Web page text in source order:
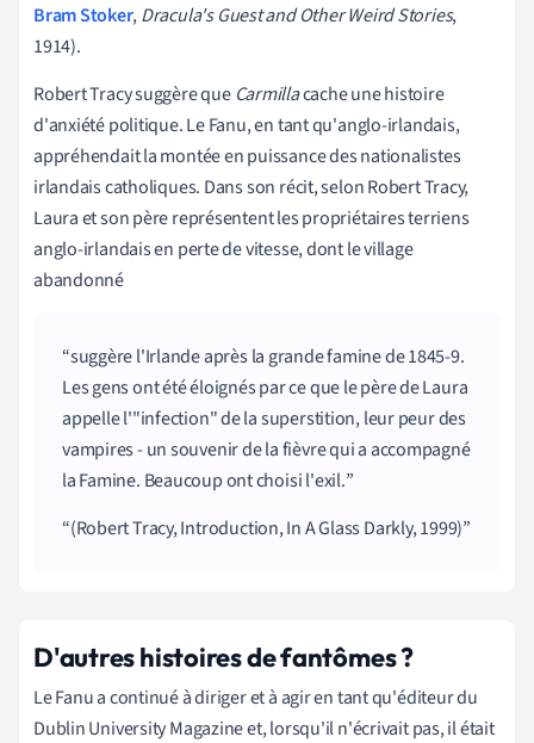
Bram Stoker,Dracula's Guest and Other Weird Stories,
1914).
Robert Tracy suggère que Carmillacache une histoire
d'anxiété politique. Le Fanu, en tant qu'anglo-irlandais,
appréhendait la montée en puissance des nationalistes
irlandais catholiques. Dans son récit, selon Robert Tracy,
Laura et son père représentent les propriétaires terriens
anglo-irlandais en perte de vitesse, dont le village
abandonné
suggère l'Irlande après la grande famine de1845-9.
Les gens ont été éloignés par ce que le père de Laura
appelle l'"infection" de la superstition, leur peur des
vampires-un souvenir de la fièvre qui a accompagné
la Famine. Beaucoup ont choisi l'exil.
(Robert Tracy, Introduction, In A Glass Darkly, 1999)
D'autres histoires de fantômes ?
Le Fanu a continué à diriger et à agir en tant qu'éditeur du
Dublin University Magazine et, lorsqu'il n'écrivait pas, il était